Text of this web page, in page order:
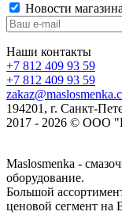
Новости магазина
Наши контакты
+7 812 409 93 59
+7 812 409 93 59
194201, г. Санкт-
2017 - 2026 © ООО
Maslosmenka -
оборудование.
Большой
ценовой сегмент на